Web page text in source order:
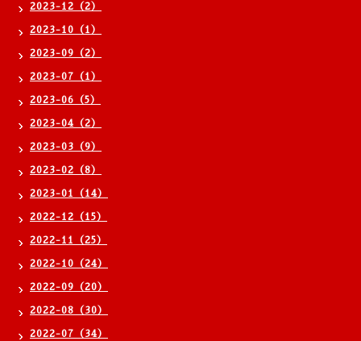
2023-12（2）
2023-10（1）
2023-09（2）
2023-07（1）
2023-06（5）
2023-04（2）
2023-03（9）
2023-02（8）
2023-01（14）
2022-12（15）
2022-11（25）
2022-10（24）
2022-09（20）
2022-08（30）
2022-07（34）